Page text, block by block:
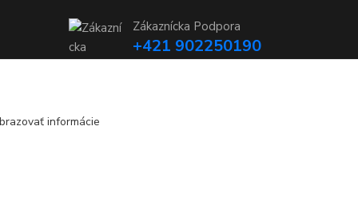
Zákaznícka Podpora
+421 902250190
informácie